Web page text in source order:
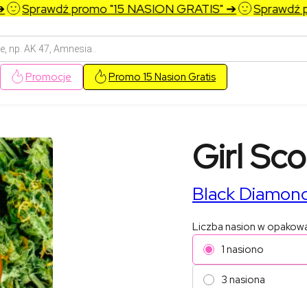
Sprawdź promo "15 NASION GRATIS" ➔ Sprawdź
Promocje Promo 15 Nasion Gratis
Girl
Black
Liczba nasion w
1 nasiono
3 nasiona